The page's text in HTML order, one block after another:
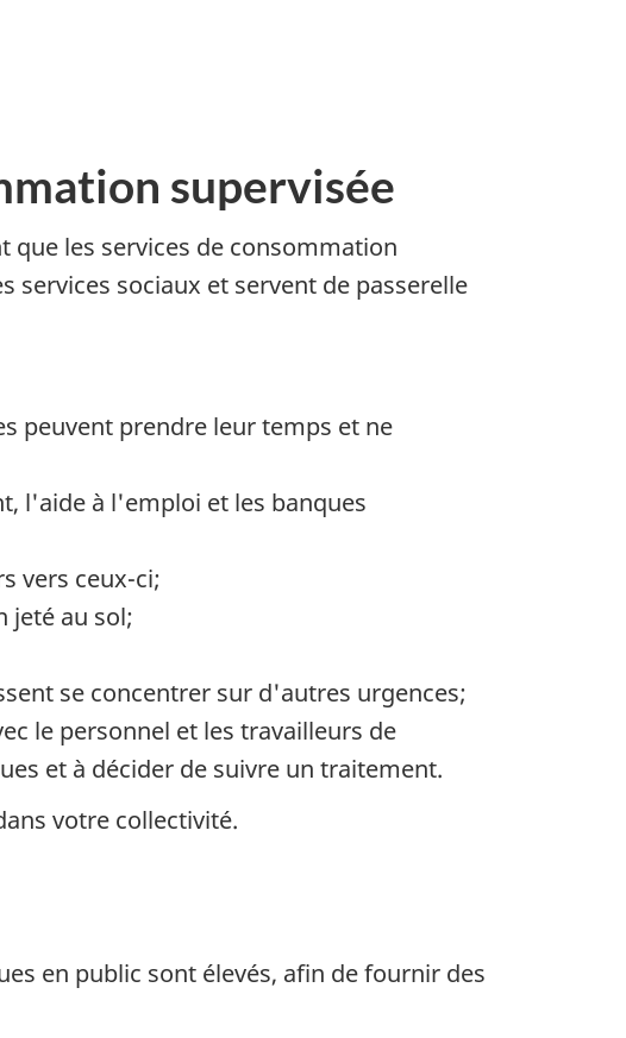
supervisée
que les services de consommation
services sociaux et servent de passerelle
peuvent prendre leur temps et ne
l'aide à l'emploi et les banques
vers ceux-ci;
jeté au sol;
se concentrer sur d'autres urgences;
le personnel et les travailleurs de
et à décider de suivre un traitement.
votre collectivité.
en public sont élevés, afin de fournir des